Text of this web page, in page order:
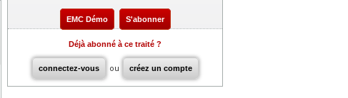
EMC Démo S'abonner
Déjà abonné à ce traité ?
connectez-vous ou créez un compte